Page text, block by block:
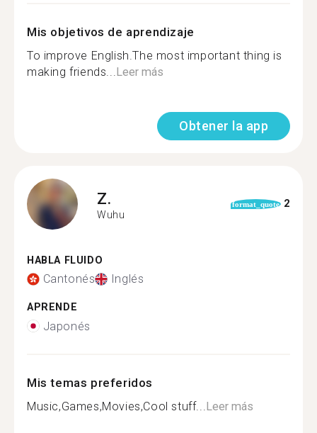
Mis objetivos de aprendizaje
To improve English.The most important thing is
making friends... Leer más
Obtener la app
Z.
Wuhu
format_quote 2
HABLA FLUIDO
Cantonés Inglés
APRENDE
Japonés
Mis temas preferidos
Music,Games,Movies,Cool stuff... Leer más